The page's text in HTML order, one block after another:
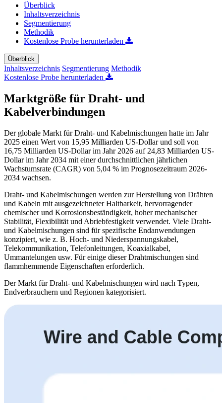
Überblick
Inhaltsverzeichnis
Segmentierung
Methodik
Kostenlose Probe herunterladen
Überblick
Inhaltsverzeichnis Segmentierung Methodik
Kostenlose Probe herunterladen
Marktgröße für Draht- und
Kabelverbindungen
Der globale Markt für Draht- und Kabelmischungen hatte im Jahr
2025 einen Wert von 15,95 Milliarden US-Dollar und soll von
16,75 Milliarden US-Dollar im Jahr 2026 auf 24,83 Milliarden US-
Dollar im Jahr 2034 mit einer durchschnittlichen jährlichen
Wachstumsrate (CAGR) von 5,04 % im Prognosezeitraum 2026-
2034 wachsen.
Draht- und Kabelmischungen werden zur Herstellung von Drähten
und Kabeln mit ausgezeichneter Haltbarkeit, hervorragender
chemischer und Korrosionsbeständigkeit, hoher mechanischer
Stabilität, Flexibilität und Abriebfestigkeit verwendet. Viele Draht-
und Kabelmischungen sind für spezifische Endanwendungen
konzipiert, wie z. B. Hoch- und Niederspannungskabel,
Telekommunikation, Telefonleitungen, Koaxialkabel,
Ummantelungen usw. Für einige dieser Drahtmischungen sind
flammhemmende Eigenschaften erforderlich.
Der Markt für Draht- und Kabelmischungen wird nach Typen,
Endverbrauchern und Regionen kategorisiert.